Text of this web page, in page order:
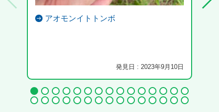
アオモンイトトンボ
発見日 : 2023年9月10日